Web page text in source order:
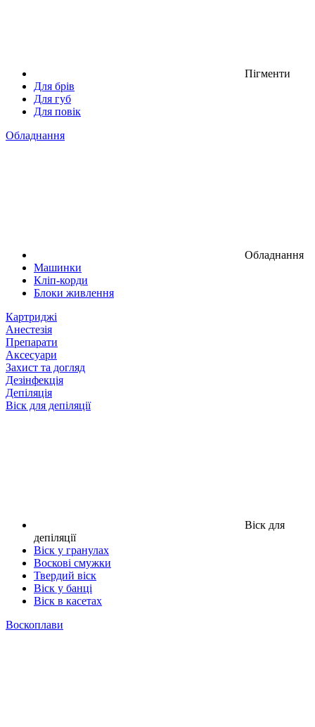
Пігменти
Для брів
Для губ
Для повік
Обладнання
Обладнання
Машинки
Кліп-корди
Блоки живлення
Картриджі
Анестезія
Препарати
Аксесуари
Захист та догляд
Дезінфекція
Депіляція
Віск для депіляції
Віск для
депіляції
Віск у гранулах
Воскові смужки
Твердий віск
Віск у банці
Віск в касетах
Воскоплави